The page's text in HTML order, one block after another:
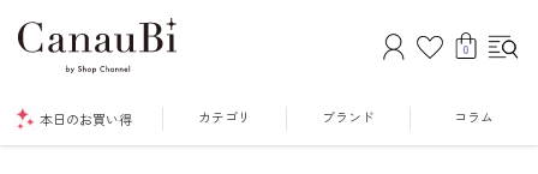
0
本日のお買い得 カテゴリ ブランド コラム